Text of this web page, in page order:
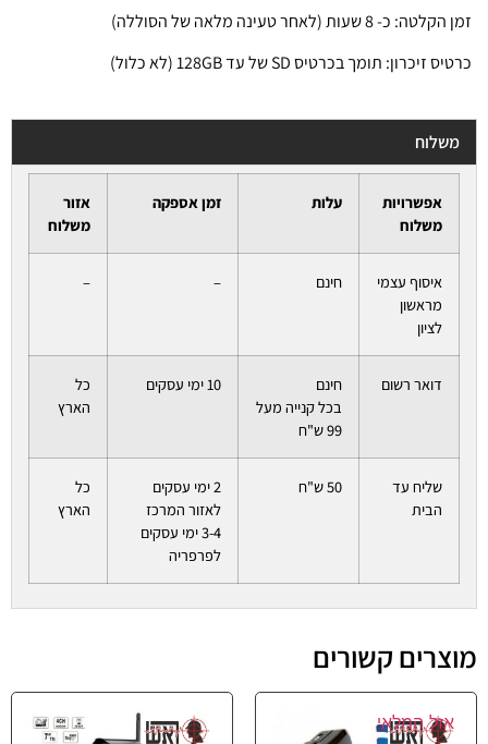
זמן הקלטה: כ- 8 שעות (לאחר טעינה מלאה של הסוללה)
כרטיס זיכרון: תומך בכרטיס SD של עד 128GB (לא כלול)
משלוח
אפשרויות
משלוח
עלות זמן אספקה
אזור
משלוח
איסוף עצמי
מראשון
לציון
חינם –
–
דואר רשום
חינם
בכל קנייה מעל
99 ש"ח
10 ימי עסקים
כל
הארץ
שליח עד
הבית
50 ש"ח
2 ימי עסקים
לאזור המרכז
3-4 ימי עסקים
לפרפריה
כל
הארץ
מוצרים קשורים
אזל המלאי